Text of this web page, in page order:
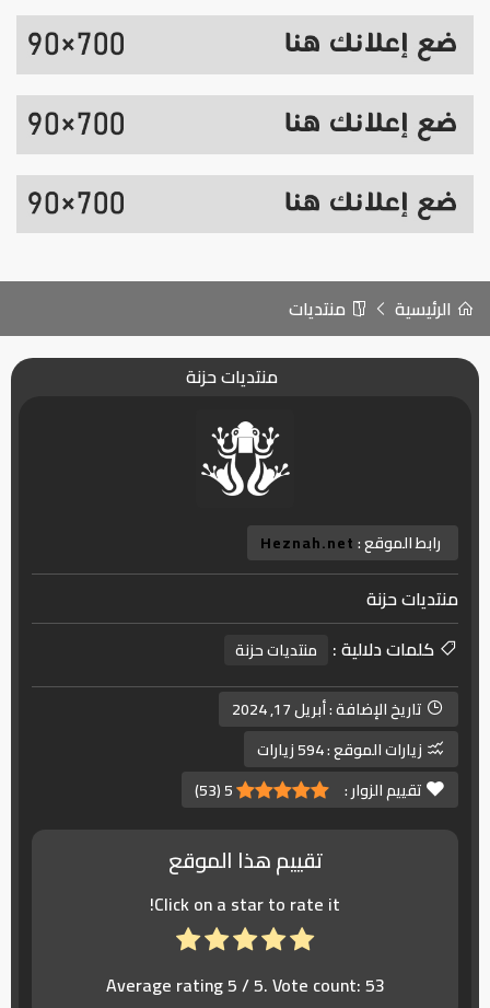
الرئيسية منتديات
منتديات حزنة
رابط الموقع :Heznah.net
منتديات حزنة
كلمات دلالية :
منتديات حزنة
تاريخ الإضافة :أبريل 17, 2024
زيارات الموقع :594 زيارات
تقييم الزوار :
5
(
53
)
تقييم هذا الموقع
Click on a star to rate it!
Average rating5/ 5. Vote count:53